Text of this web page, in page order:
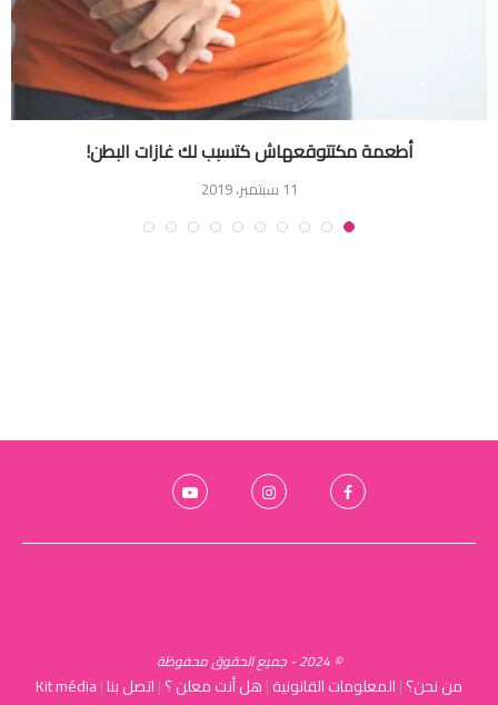
أطعمة مكتتوقعهاش كتسبب لك غازات البطن!
11 سبتمبر، 2019
© 2024 - جميع الحقوق محفوظة
من نحن؟|المعلومات القانونية|هل أنت معلن ؟|اتصل بنا|
Kit média